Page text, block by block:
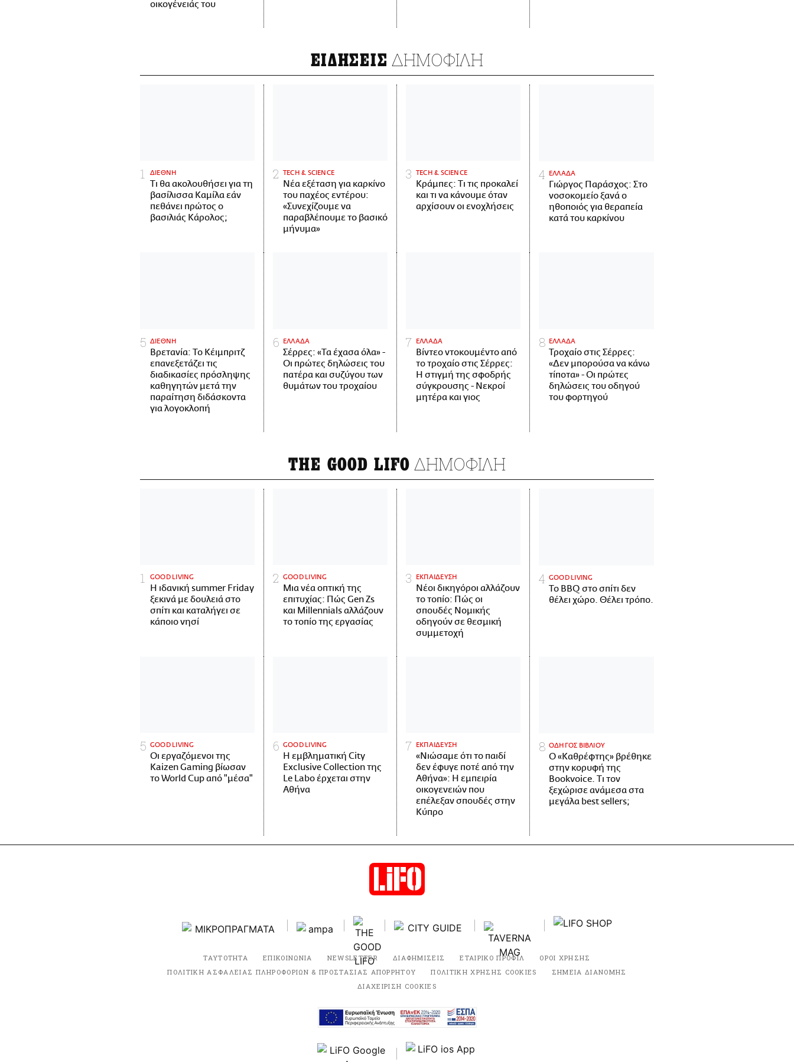
οικογένειάς του
ΕΙΔΗΣΕΙΣ ΔΗΜΟΦΙΛΗ
ΔΙΕΘΝΗ
Τι θα ακολουθήσει για τη
βασίλισσα Καμίλα εάν
πεθάνει πρώτος ο
βασιλιάς Κάρολος;
ΤECH & SCIENCE
Νέα εξέταση για καρκίνο
του παχέος εντέρου:
«Συνεχίζουμε να
παραβλέπουμε το βασικό
μήνυμα»
ΤECH & SCIENCE
Κράμπες: Τι τις προκαλεί
και τι να κάνουμε όταν
αρχίσουν οι ενοχλήσεις
ΕΛΛΑΔΑ
Γιώργος Παράσχος: Στο
νοσοκομείο ξανά ο
ηθοποιός για θεραπεία
κατά του καρκίνου
ΔΙΕΘΝΗ
Βρετανία: Το Κέιμπριτζ
επανεξετάζει τις
διαδικασίες πρόσληψης
καθηγητών μετά την
παραίτηση διδάσκοντα
για λογοκλοπή
ΕΛΛΑΔΑ
Σέρρες: «Τα έχασα όλα» -
Οι πρώτες δηλώσεις του
πατέρα και συζύγου των
θυμάτων του τροχαίου
ΕΛΛΑΔΑ
Βίντεο ντοκουμέντο από
το τροχαίο στις Σέρρες:
Η στιγμή της σφοδρής
σύγκρουσης - Νεκροί
μητέρα και γιος
ΕΛΛΑΔΑ
Τροχαίο στις Σέρρες:
«Δεν μπορούσα να κάνω
τίποτα» - Οι πρώτες
δηλώσεις του οδηγού
του φορτηγού
THE GOOD LIFO ΔΗΜΟΦΙΛΗ
GOOD LIVING
Η ιδανική summer Friday
ξεκινά με δουλειά στο
σπίτι και καταλήγει σε
κάποιο νησί
GOOD LIVING
Μια νέα οπτική της
επιτυχίας: Πώς Gen Zs
και Millennials αλλάζουν
το τοπίο της εργασίας
ΕΚΠΑΙΔΕΥΣΗ
Νέοι δικηγόροι αλλάζουν
το τοπίο: Πώς οι
σπουδές Νομικής
οδηγούν σε θεσμική
συμμετοχή
GOOD LIVING
Το BBQ στο σπίτι δεν
θέλει χώρο. Θέλει τρόπο.
GOOD LIVING
Οι εργαζόμενοι της
Kaizen Gaming βίωσαν
το World Cup από "μέσα"
GOOD LIVING
Η εμβληματική City
Exclusive Collection της
Le Labo έρχεται στην
Αθήνα
ΕΚΠΑΙΔΕΥΣΗ
«Νιώσαμε ότι το παιδί
δεν έφυγε ποτέ από την
Αθήνα»: Η εμπειρία
οικογενειών που
επέλεξαν σπουδές στην
Κύπρο
ΟΔΗΓΟΣ ΒΙΒΛΙΟΥ
Ο «Καθρέφτης» βρέθηκε
στην κορυφή της
Bookvoice. Τι τον
ξεχώρισε ανάμεσα στα
μεγάλα best sellers;
ΤΑΥΤΟΤΗΤΑ ΕΠΙΚΟΙΝΩΝΙΑ NEWSLETTER ΔΙΑΦΗΜΙΣΕΙΣ ΕΤΑΙΡΙΚΟ ΠΡΟΦΙΛ
ΟΡΟΙ ΧΡΗΣΗΣ
ΠΟΛΙΤΙΚΗ ΑΣΦΑΛΕΙΑΣ ΠΛΗΡΟΦΟΡΙΩΝ & ΠΡΟΣΤΑΣΙΑΣ ΑΠΟΡΡΗΤΟΥ
ΠΟΛΙΤΙΚΗ ΧΡΗΣΗΣ COOKIES
ΣΗΜΕΙΑ ΔΙΑΝΟΜΗΣ
ΔΙΑΧΕΙΡΙΣΗ COOKIES